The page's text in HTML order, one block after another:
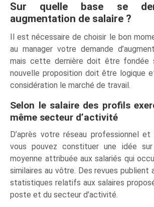
Sur quelle base se
augmentation de salaire ?
Il est nécessaire de choisir le bon
au manager votre demande
mais cette dernière doit être fondée
nouvelle proposition doit être logique
considération le marché de travail.
Selon le salaire des profils
même secteur d’activité
D’après votre réseau professionnel
vous pouvez constituer une idée sur
moyenne attribuée aux salariés qui
similaires au vôtre. Des revues publient
statistiques relatifs aux salaires
poste et du secteur d’activité.